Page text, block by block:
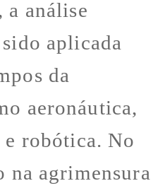
a análise
aplicada
da
aeronáutica,
robótica. No
na agrimensura